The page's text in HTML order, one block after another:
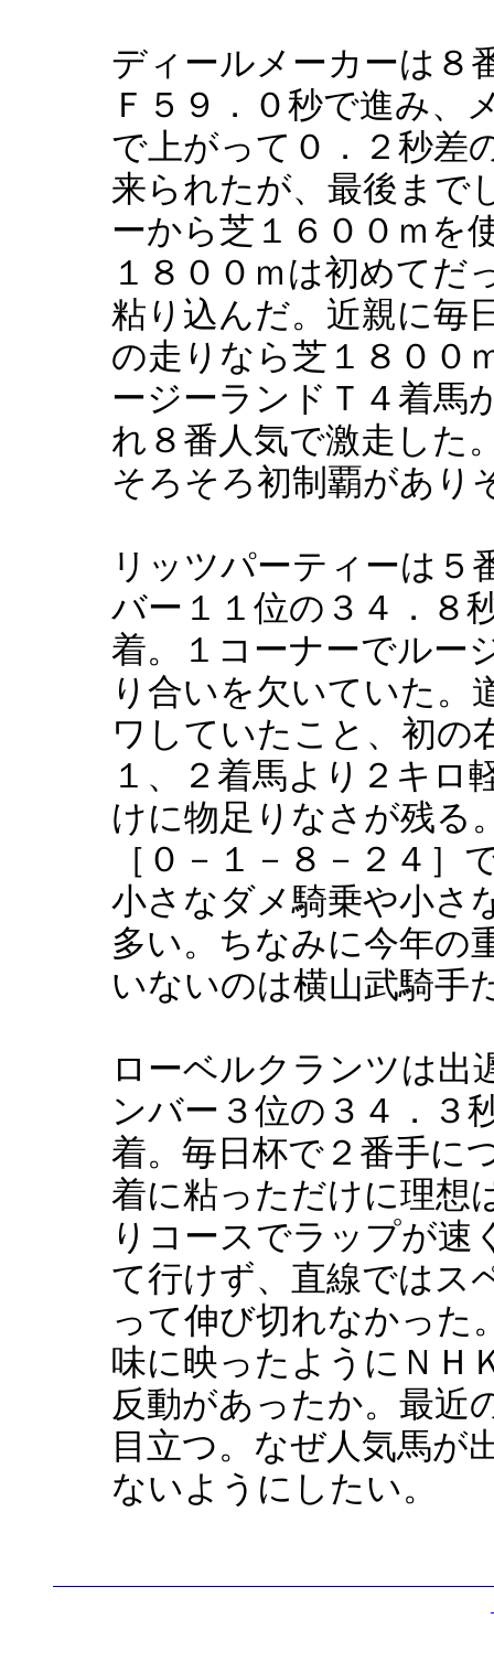
ディールメーカーは８
Ｆ５９．０秒で進み、
で上がって０．２秒差
来られたが、最後まで
ーから芝１６００ｍを
１８００ｍは初めてだ
粘り込んだ。近親に毎
の走りなら芝１８００
ージーランドＴ４着馬
れ８番人気で激走した
そろそろ初制覇があり
リッツパーティーは５
バー１１位の３４．８
着。１コーナーでルー
り合いを欠いていた。
ワしていたこと、初の
１、２着馬より２キロ
けに物足りなさが残る
［０－１－８－２４］
小さなダメ騎乗や小さ
多い。ちなみに今年の
いないのは横山武騎手
ローベルクランツは出
ンバー３位の３４．３
着。毎日杯で２番手に
着に粘っただけに理想
りコースでラップが速
て行けず、直線ではス
って伸び切れなかった
味に映ったようにＮＨ
反動があったか。最近
目立つ。なぜ人気馬が
ないようにしたい。